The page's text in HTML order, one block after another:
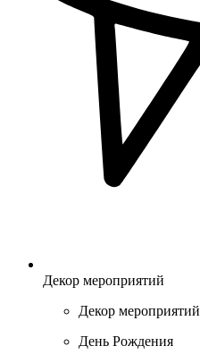
Декор мероприятий
Декор мероприятий
День Рождения